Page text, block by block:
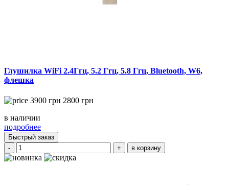
Глушилка WiFi 2.4Ггц, 5.2 Ггц, 5.8 Ггц, Bluetooth, W6,
флешка
3900 грн 2800 грн
в наличии
подробнее
Быстрый заказ
-
+ в корзину